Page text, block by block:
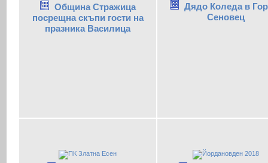
Община Стражица
посрещна скъпи гости на
празника Василица
Дядо Коледа в
Сеновец